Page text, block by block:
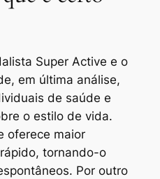
Super Active e o
em última análise,
de saúde e
o estilo de vida.
oferece maior
tornando-o
Por outro